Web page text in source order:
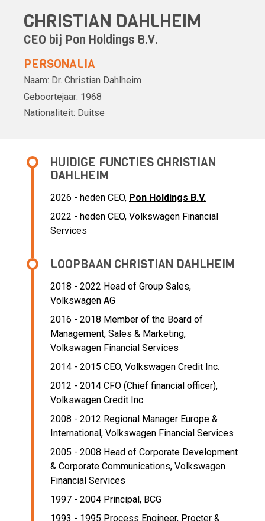
CHRISTIAN DAHLHEIM
CEO bij Pon Holdings B.V.
PERSONALIA
Naam: Dr. Christian Dahlheim
Geboortejaar: 1968
Nationaliteit: Duitse
HUIDIGE FUNCTIES CHRISTIAN
DAHLHEIM
2026 - heden CEO, Pon Holdings B.V.
2022 - heden CEO, Volkswagen Financial
Services
LOOPBAAN CHRISTIAN DAHLHEIM
2018 - 2022 Head of Group Sales,
Volkswagen AG
2016 - 2018 Member of the Board of
Management, Sales & Marketing,
Volkswagen Financial Services
2014 - 2015 CEO, Volkswagen Credit Inc.
2012 - 2014 CFO (Chief financial officer),
Volkswagen Credit Inc.
2008 - 2012 Regional Manager Europe &
International, Volkswagen Financial Services
2005 - 2008 Head of Corporate Development
& Corporate Communications, Volkswagen
Financial Services
1997 - 2004 Principal, BCG
1993 - 1995 Process Engineer, Procter &